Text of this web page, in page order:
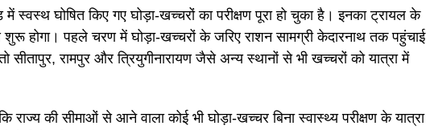
में स्वस्थ घोषित किए गए घोड़ा-खच्चरों का परीक्षण पूरा हो चुका है। इनका ट्रायल के
होगा। पहले चरण में घोड़ा-खच्चरों के जरिए राशन सामग्री केदारनाथ तक पहुंचाई
सीतापुर, रामपुर और त्रियुगीनारायण जैसे अन्य स्थानों से भी खच्चरों को यात्रा में
राज्य की सीमाओं से आने वाला कोई भी घोड़ा-खच्चर बिना स्वास्थ्य परीक्षण के यात्रा